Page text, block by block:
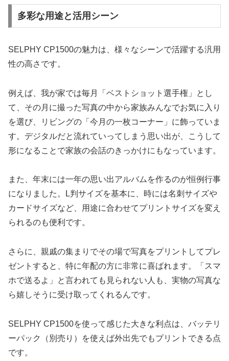
多彩な用途と活用シーン
SELPHY CP1500の魅力は、様々なシーンで活躍する汎用
性の高さです。
例えば、我が家では毎月「ベストショット選手権」とし
て、その月に撮った写真の中から家族みんなでお気に入り
を選び、リビングの「今月の一枚コーナー」に飾っていま
す。デジタルだと流れていってしまう思い出が、こうして
形になることで家族の会話のきっかけにもなっています。
また、年末には一年の思い出アルバムを作るのが恒例行事
になりました。L判サイズを基本に、時には名刺サイズや
カードサイズなど、用途に合わせてプリントサイズを変え
られるのも便利です。
さらに、親戚の集まりでその場で写真をプリントしてプレ
ゼントすると、特に年配の方に非常に喜ばれます。「スマ
ホで送るよ」と言われても見られない人も、実物の写真な
ら嬉しそうに受け取ってくれるんです。
SELPHY CP1500を使って感じた大きな利点は、バッテリ
ーパック（別売り）を使えば外出先でもプリントできる点
です。